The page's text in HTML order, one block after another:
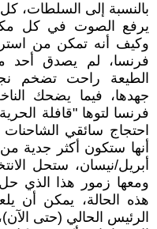
بالنسبة إلى السلطات،
يرفع الصوت في كل
وكيف أنه تمكن من
فرنسا، لم يصدق أحد
الطيعة راحت تضخم
جهدها، فيما يضحك
فرنسا لتوها "قافلة
احتجاج سائقي
أنها ستكون أكثر جدية
أبريل/نيسان، ستحل
ومعها زمور هذا الذي
هذه الحالة، يمكن أن
الرئيس الحالي (حتى